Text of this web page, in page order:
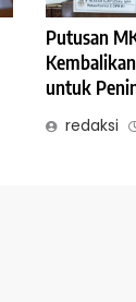
Putusan
untuk
redaksi